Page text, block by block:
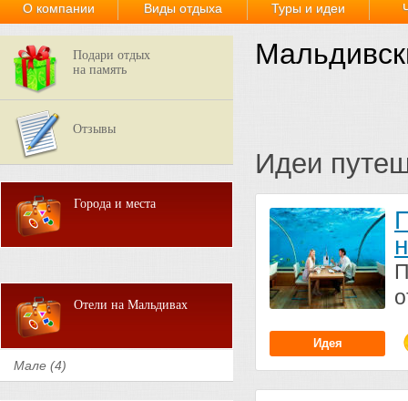
О компании Виды отдыха Туры и идеи
Подари отдых
на память
Отзывы
Города и места
Отели на Мальдивах
Мале (4)
Идеи
Идея